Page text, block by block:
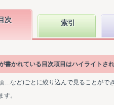
次 索引
書かれている目次項目はハイライトさ
…など)ごとに絞り込んで見ることがで
。